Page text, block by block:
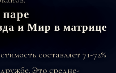
и Мир в матрице
составляет 71-72%
Это средне-